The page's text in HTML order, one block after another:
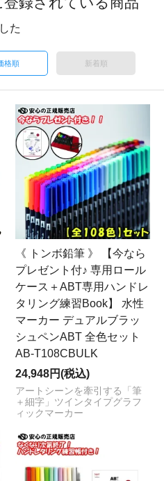
た
格順 新着順
《 トンボ鉛筆 》 【今なら
プレゼント付♪ 専用ロール
ケース＋ABT専用ハンドレ
タリング練習Book】 水性
マーカー デュアルブラッ
シュペンABT 全色セット
AB-T108CBULK
24,948円(税込)
アートシーンを牽引する「筆
＋細字」ツインタイプグラフ
ィックマーカー